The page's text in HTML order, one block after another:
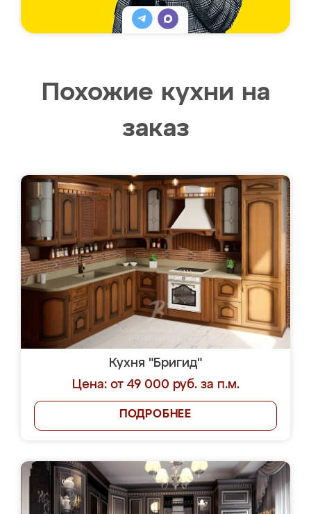
Похожие кухни на
заказ
Кухня "Бригид"
Цена: от 49 000 руб. за п.м.
ПОДРОБНЕЕ